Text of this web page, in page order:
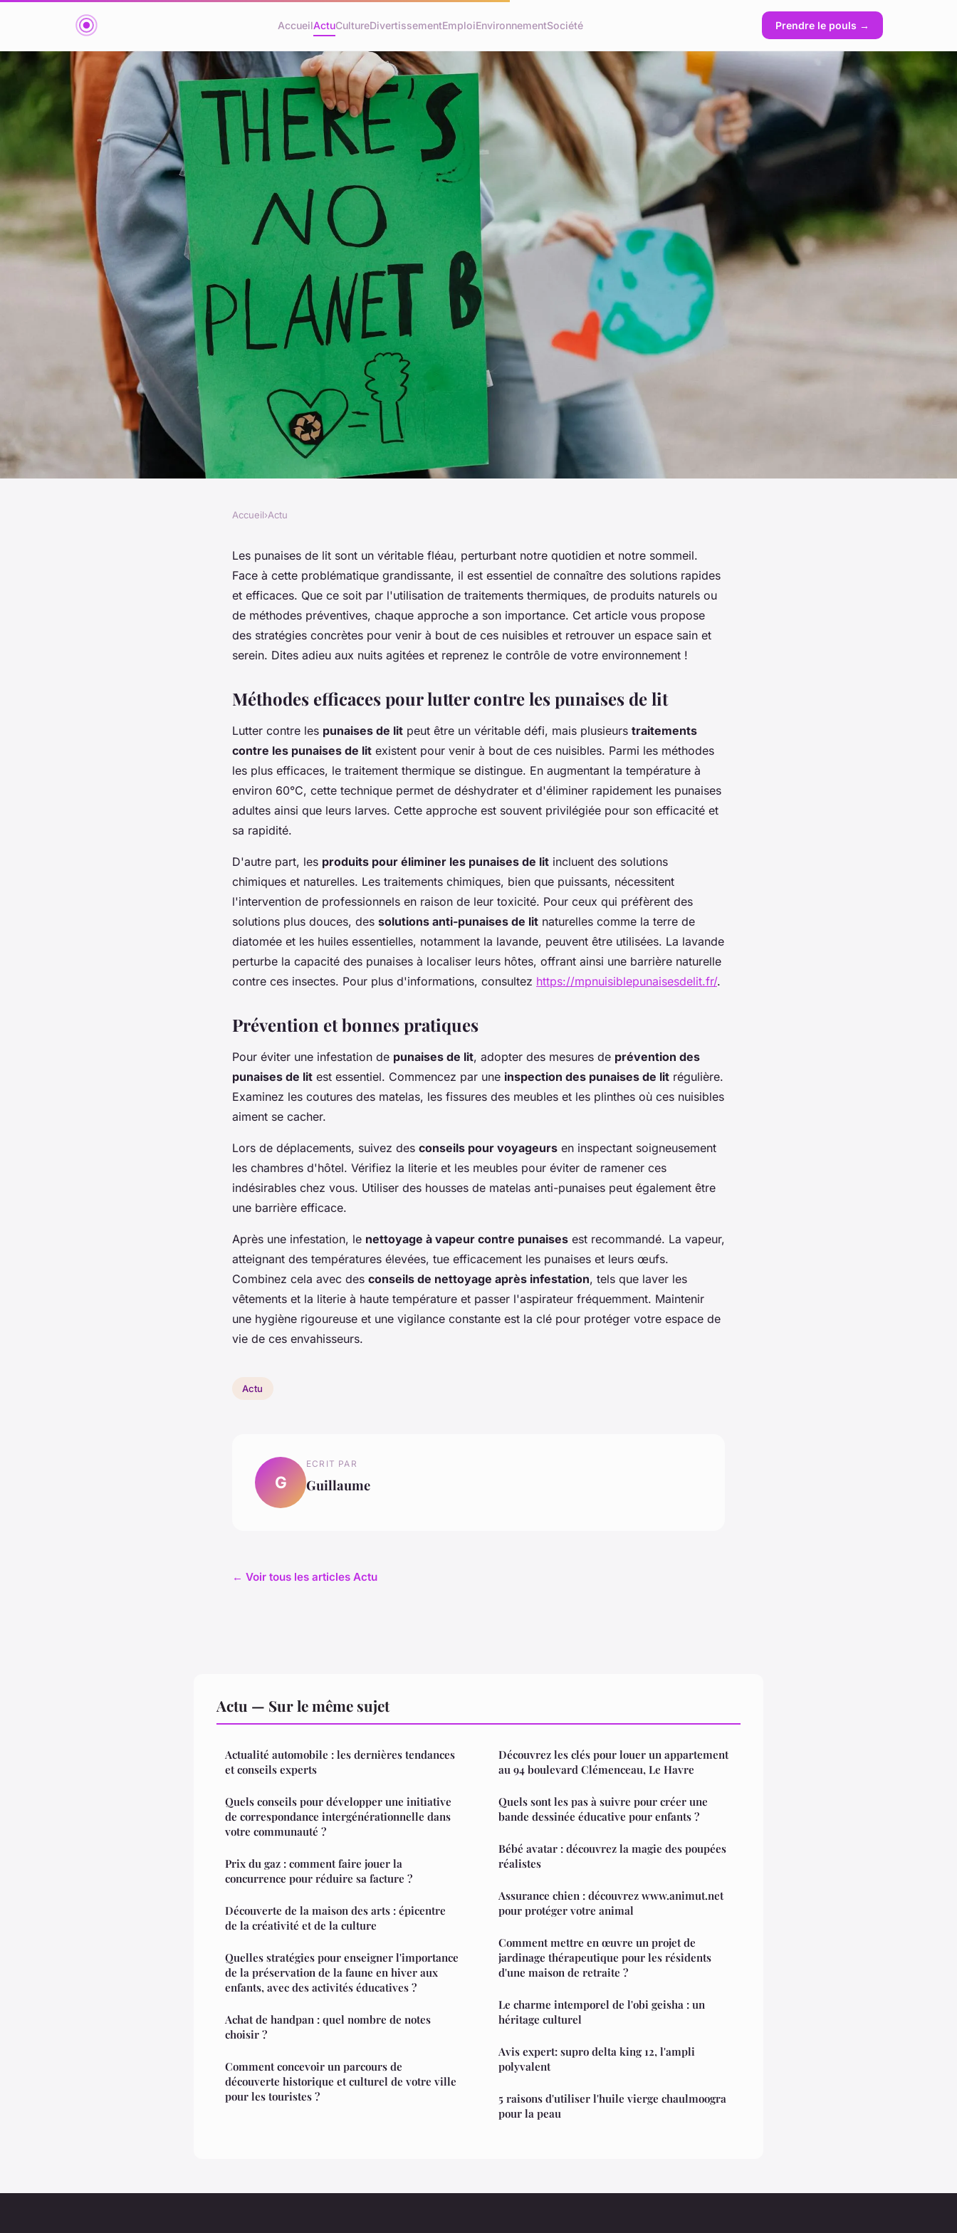
AccueilActuCultureDivertissementEmploiEnvironnementSociété Prendre le pouls →
Mp nuisible punaises de lit : solutions
rapides et efficaces
2 min de lecture
Accueil›Actu
Les punaises de lit sont un véritable fléau, perturbant notre quotidien et notre sommeil.
Face à cette problématique grandissante, il est essentiel de connaître des solutions rapides
et efficaces. Que ce soit par l'utilisation de traitements thermiques, de produits naturels ou
de méthodes préventives, chaque approche a son importance. Cet article vous propose
des stratégies concrètes pour venir à bout de ces nuisibles et retrouver un espace sain et
serein. Dites adieu aux nuits agitées et reprenez le contrôle de votre environnement !
Méthodes efficaces pour lutter contre les punaises de lit
Lutter contre les punaises de lit peut être un véritable défi, mais plusieurs traitements
contre les punaises de lit existent pour venir à bout de ces nuisibles. Parmi les méthodes
les plus efficaces, le traitement thermique se distingue. En augmentant la température à
environ 60°C, cette technique permet de déshydrater et d'éliminer rapidement les punaises
adultes ainsi que leurs larves. Cette approche est souvent privilégiée pour son efficacité et
sa rapidité.
D'autre part, les produits pour éliminer les punaises de lit incluent des solutions
chimiques et naturelles. Les traitements chimiques, bien que puissants, nécessitent
l'intervention de professionnels en raison de leur toxicité. Pour ceux qui préfèrent des
solutions plus douces, des solutions anti-punaises de lit naturelles comme la terre de
diatomée et les huiles essentielles, notamment la lavande, peuvent être utilisées. La lavande
perturbe la capacité des punaises à localiser leurs hôtes, offrant ainsi une barrière naturelle
contre ces insectes. Pour plus d'informations, consultez https://mpnuisiblepunaisesdelit.fr/.
Prévention et bonnes pratiques
Pour éviter une infestation de punaises de lit, adopter des mesures de prévention des
punaises de lit est essentiel. Commencez par une inspection des punaises de lit régulière.
Examinez les coutures des matelas, les fissures des meubles et les plinthes où ces nuisibles
aiment se cacher.
Lors de déplacements, suivez des conseils pour voyageurs en inspectant soigneusement
les chambres d'hôtel. Vérifiez la literie et les meubles pour éviter de ramener ces
indésirables chez vous. Utiliser des housses de matelas anti-punaises peut également être
une barrière efficace.
Après une infestation, le nettoyage à vapeur contre punaises est recommandé. La vapeur,
atteignant des températures élevées, tue efficacement les punaises et leurs œufs.
Combinez cela avec des conseils de nettoyage après infestation, tels que laver les
vêtements et la literie à haute température et passer l'aspirateur fréquemment. Maintenir
une hygiène rigoureuse et une vigilance constante est la clé pour protéger votre espace de
vie de ces envahisseurs.
Actu
G
ECRIT PAR
Guillaume
← Voir tous les articles Actu
Actu — Sur le même sujet
Actualité automobile : les dernières tendances
et conseils experts
Quels conseils pour développer une initiative
de correspondance intergénérationnelle dans
votre communauté ?
Prix du gaz : comment faire jouer la
concurrence pour réduire sa facture ?
Découverte de la maison des arts : épicentre
de la créativité et de la culture
Quelles stratégies pour enseigner l'importance
de la préservation de la faune en hiver aux
enfants, avec des activités éducatives ?
Achat de handpan : quel nombre de notes
choisir ?
Comment concevoir un parcours de
découverte historique et culturel de votre ville
pour les touristes ?
Découvrez les clés pour louer un appartement
au 94 boulevard Clémenceau, Le Havre
Quels sont les pas à suivre pour créer une
bande dessinée éducative pour enfants ?
Bébé avatar : découvrez la magie des poupées
réalistes
Assurance chien : découvrez www.animut.net
pour protéger votre animal
Comment mettre en œuvre un projet de
jardinage thérapeutique pour les résidents
d'une maison de retraite ?
Le charme intemporel de l'obi geisha : un
héritage culturel
Avis expert: supro delta king 12, l'ampli
polyvalent
5 raisons d'utiliser l'huile vierge chaulmoogra
pour la peau